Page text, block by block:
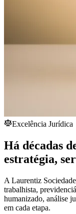
Excelência Jurídica
Há décadas
estratégia,
A Laurentiz
trabalhista,
humanizado, análise
em cada etapa.